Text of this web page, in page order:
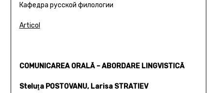
Кафедра русской филологии
Articol
COMUNICAREA ORALĂ – ABORDARE LINGVISTICĂ
Steluţa POSTOVANU, Larisa STRATIEV